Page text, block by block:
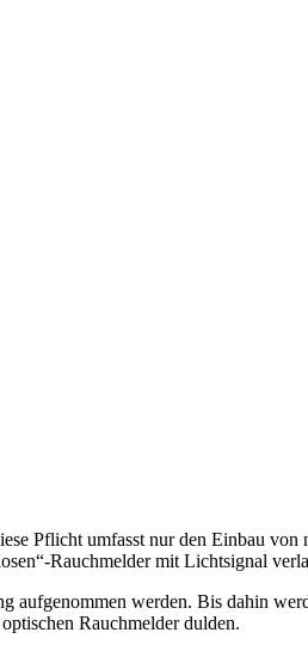
Pflicht umfasst nur den Einbau
Rauchmelder mit Lichtsignal
werden. Bis dahin
Rauchmelder dulden.